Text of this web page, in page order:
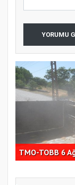
YORUMU
TMO-TOBB 6